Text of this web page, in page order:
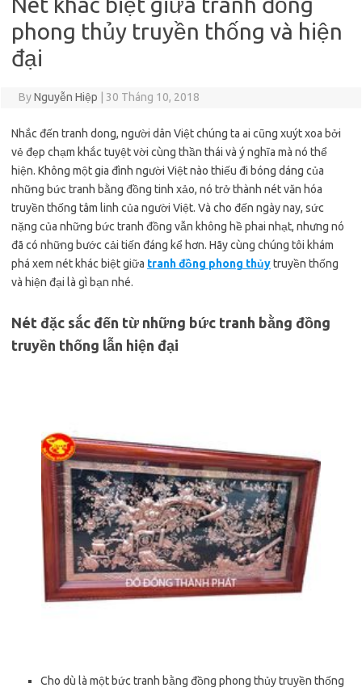
phong thủy truyền thống và hiện
đại
ByNguyễn Hiệp 30 Tháng 10, 2018
Nhắc đến tranh dong, người dân Việt chúng ta ai cũng xuýt xoa bởi
vẻ đẹp chạm khắc tuyệt vời cùng thần thái và ý nghĩa mà nó thể
hiện. Không một gia đình người Việt nào thiếu đi bóng dáng của
những bức tranh bằng đồng tinh xảo, nó trở thành nét văn hóa
truyền thống tâm linh của người Việt. Và cho đến ngày nay, sức
nặng của những bức tranh đồng vẫn không hề phai nhạt, nhưng nó
đã có những bước cải tiến đáng kể hơn. Hãy cùng chúng tôi khám
phá xem nét khác biệt giữa tranh đồng phong thủytruyền thống
và hiện đại là gì bạn nhé.
Nét đặc sắc đến từ những bức tranh bằng đồng
truyền thống lẫn hiện đại
Cho dù là một bức tranh bằng đồng phong thủy truyền thống